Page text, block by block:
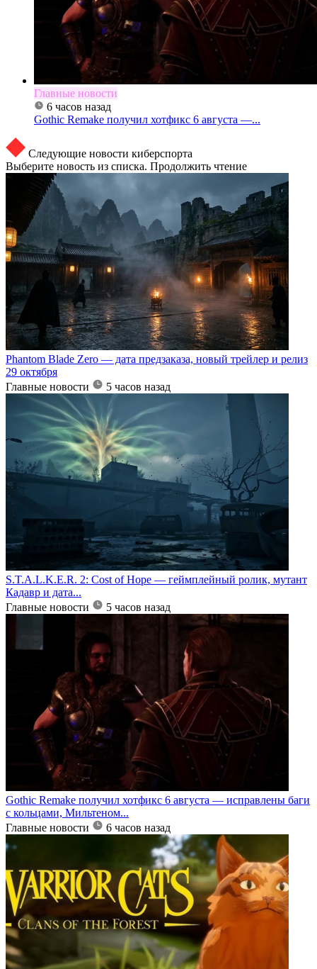
Главные новости
6 часов назад
Gothic Remake получил хотфикс 6 августа —...
Следующие новости киберспорта
Выберите новость из списка. Продолжить чтение
Phantom Blade Zero — дата предзаказа, новый трейлер и релиз
29 октября
Главные новости
5 часов назад
S.T.A.L.K.E.R. 2: Cost of Hope — геймплейный ролик, мутант
Кадавр и дата...
Главные новости
5 часов назад
Gothic Remake получил хотфикс 6 августа — исправлены баги
с кольцами, Мильтеном...
Главные новости
6 часов назад